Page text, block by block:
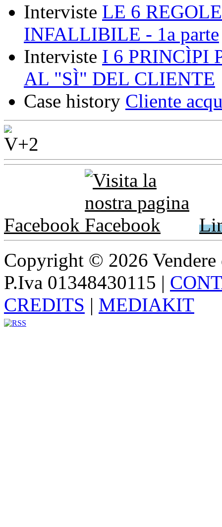
Interviste LE 6
INFALLIBILE - 1a parte
Interviste I 6 PRINCÌPI
AL "SÌ" DEL CLIENTE
Case history Cliente
Facebook
Copyright © 2026
P.Iva 01348430115 |
CREDITS | MEDIAKIT